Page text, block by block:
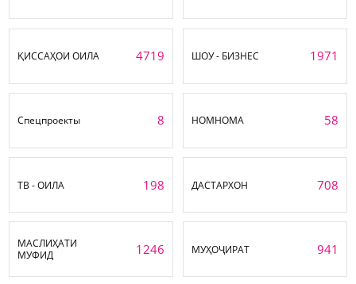
ҚИССАҲОИ ОИЛА 4719 ШОУ - БИЗНЕС 1971
Спецпроекты 8 НОМНОМА 58
ТВ - ОИЛА 198 ДАСТАРХОН 708
МАСЛИҲАТИ
МУФИД
1246 МУҲОҶИРАТ 941